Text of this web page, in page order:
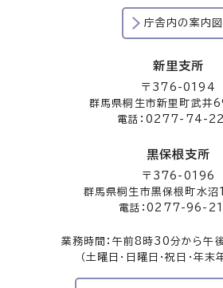
庁舎内の案内図
新里支所
〒376-0194
群馬県桐生市新里町武井
電話：0277-74-
黒保根支所
〒376-0196
群馬県桐生市黒保根町水
電話：0277-96-
業務時間：午前8時30分から午
（土曜日・日曜日・祝日・年末